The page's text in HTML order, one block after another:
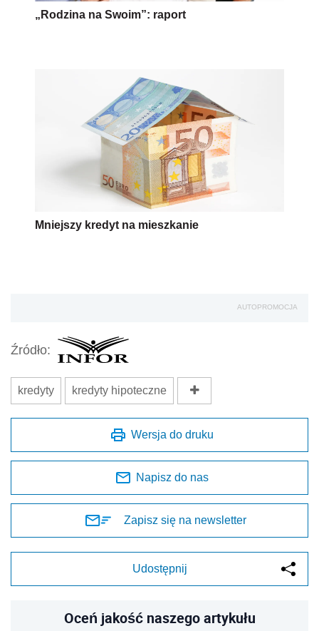
„Rodzina na Swoim”: raport
Mniejszy kredyt na mieszkanie
AUTOPROMOCJA
Źródło:
kredyty kredyty hipoteczne
Wersja do druku
Napisz do nas
Zapisz się na newsletter
Udostępnij
Oceń jakość naszego artykułu